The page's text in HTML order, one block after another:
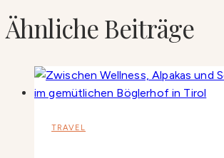
Ähnliche Beiträge
TRAVEL